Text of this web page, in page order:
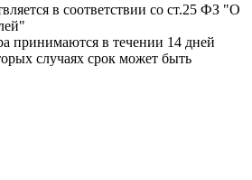
в соответствии со ст.25 ФЗ "О
принимаются в течении 14 дней
случаях срок может быть